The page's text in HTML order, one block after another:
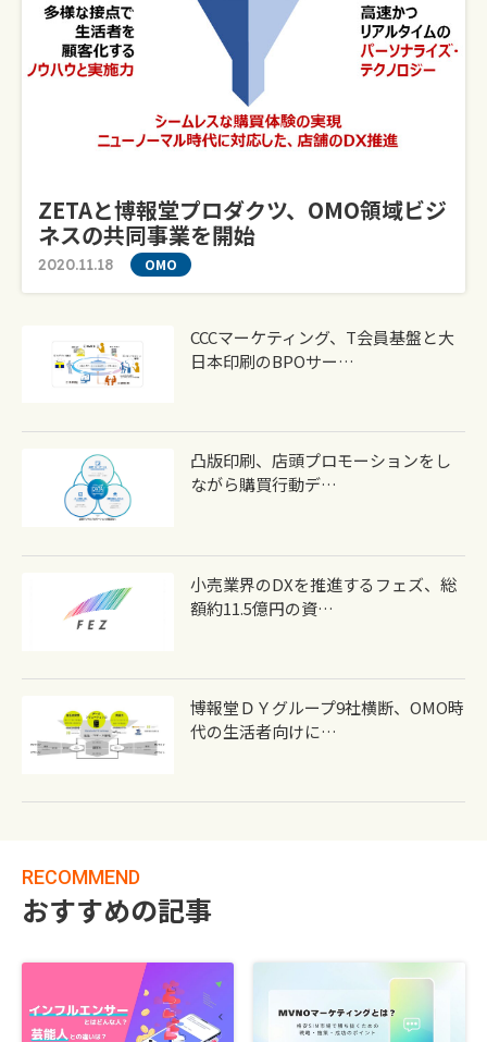
ZETAと博報堂プロダクツ、OMO領域ビジ
ネスの共同事業を開始
2020.11.18 OMO
CCCマーケティング、T会員基盤と大
日本印刷のBPOサー…
凸版印刷、店頭プロモーションをし
ながら購買行動デ…
小売業界のDXを推進するフェズ、総
額約11.5億円の資…
博報堂ＤＹグループ9社横断、OMO時
代の生活者向けに…
RECOMMEND
おすすめの記事